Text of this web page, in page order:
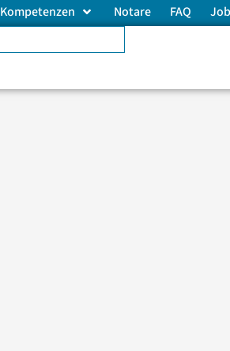
Kompetenzen Notare FAQ